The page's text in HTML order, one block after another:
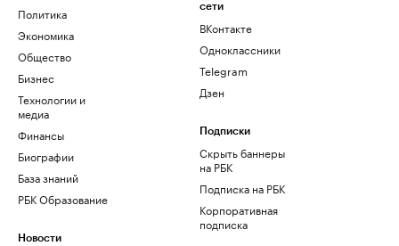
Политика
Экономика
Общество
Бизнес
Технологии и
медиа
Финансы
Биографии
База знаний
РБК Образование
Новости
сети
ВКонтакте
Одноклассники
Telegram
Дзен
Подписки
Скрыть баннеры
на РБК
Подписка на РБК
Корпоративная
подписка